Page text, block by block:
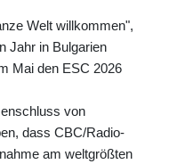
Welt willkommen",
Jahr in Bulgarien
Mai den ESC 2026
von
dass CBC/Radio-
am weltgrößten